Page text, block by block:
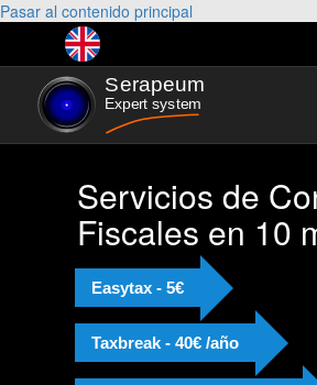
Pasar al contenido principal
Servicios de
Fiscales en 10
Easytax - 5€
Taxbreak - 40€ /año